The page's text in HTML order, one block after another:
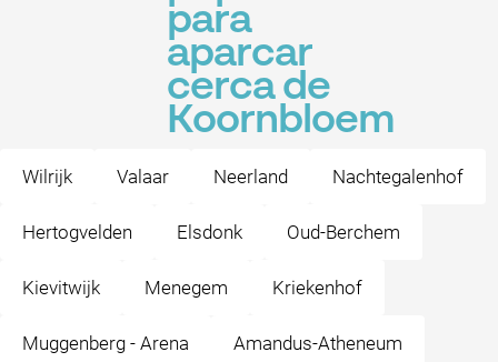
para
aparcar
cerca de
Koornbloem
Wilrijk Valaar Neerland Nachtegalenhof
Hertogvelden Elsdonk Oud-Berchem
Kievitwijk Menegem Kriekenhof
Muggenberg - Arena Amandus-Atheneum